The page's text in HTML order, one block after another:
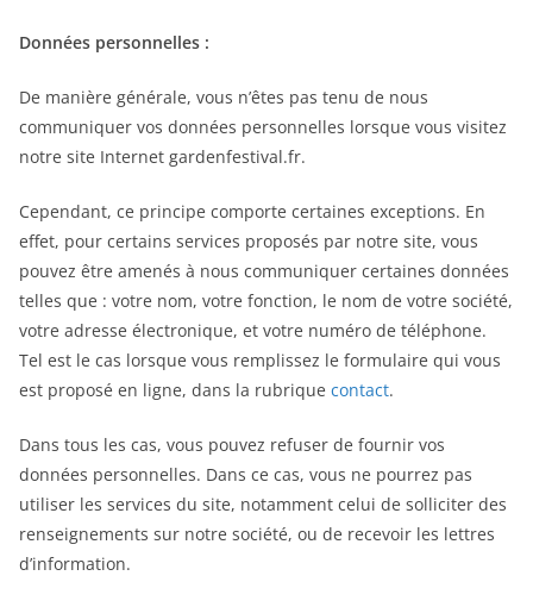
Données personnelles :
De manière générale, vous n’êtes pas tenu de nous
communiquer vos données personnelles lorsque vous visitez
notre site Internet gardenfestival.fr.
Cependant, ce principe comporte certaines exceptions. En
effet, pour certains services proposés par notre site, vous
pouvez être amenés à nous communiquer certaines données
telles que : votre nom, votre fonction, le nom de votre société,
votre adresse électronique, et votre numéro de téléphone.
Tel est le cas lorsque vous remplissez le formulaire qui vous
est proposé en ligne, dans la rubrique contact.
Dans tous les cas, vous pouvez refuser de fournir vos
données personnelles. Dans ce cas, vous ne pourrez pas
utiliser les services du site, notamment celui de solliciter des
renseignements sur notre société, ou de recevoir les lettres
d’information.